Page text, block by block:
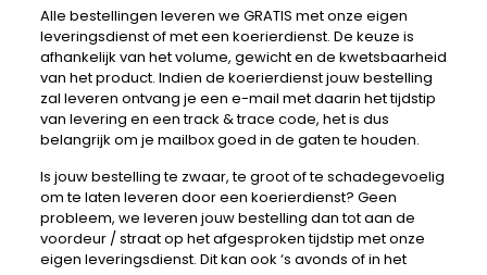
Alle bestellingen leveren we GRATIS met onze eigen
leveringsdienst of met een koerierdienst. De keuze is
afhankelijk van het volume, gewicht en de kwetsbaarheid
van het product. Indien de koerierdienst jouw bestelling
zal leveren ontvang je een e-mail met daarin het tijdstip
van levering en een track & trace code, het is dus
belangrijk om je mailbox goed in de gaten te houden.
Is jouw bestelling te zwaar, te groot of te schadegevoelig
om te laten leveren door een koerierdienst? Geen
probleem, we leveren jouw bestelling dan tot aan de
voordeur / straat op het afgesproken tijdstip met onze
eigen leveringsdienst. Dit kan ook ‘s avonds of in het